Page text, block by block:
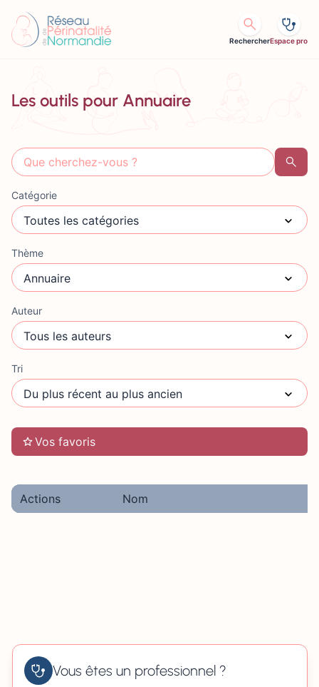
RechercherEspace pro
Les outils pour Annuaire
Catégorie
Thème
Auteur
Tri
Vos favoris
Actions Nom
favoris
aucun
Vous êtes un professionnel ?